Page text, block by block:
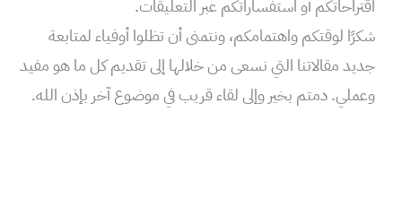
اقتراحاتكم أو استفساراتكم عبر التعليقات.
شكرًا لوقتكم واهتمامكم، ونتمنى أن تظلوا أوفياء لمتابعة
جديد مقالاتنا التي نسعى من خلالها إلى تقديم كل ما هو مفيد
وعملي. دمتم بخير وإلى لقاء قريب في موضوع آخر بإذن الله.